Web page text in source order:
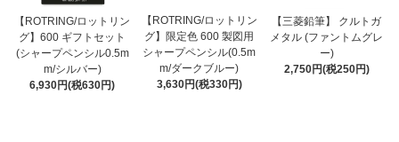
【ROTRING/ロットリン
グ】600 ギフトセット
(シャープペンシル0.5m
m/シルバー)
6,930円(税630円)
【ROTRING/ロットリン
グ】限定色 600 製図用
シャープペンシル(0.5m
m/ダークブルー)
3,630円(税330円)
【三菱鉛筆】 クルトガ
メタル (ファントムグレ
ー)
2,750円(税250円)